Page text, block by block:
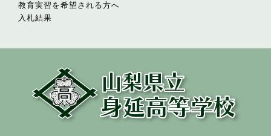
教育実習を希望される方へ
入札結果